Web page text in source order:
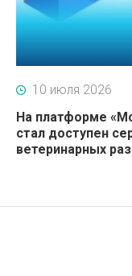
10 июля 2026
На платформе
стал доступен
ветеринарных